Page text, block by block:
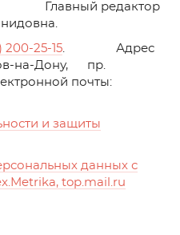
Главный редактор
200-25-15. Адрес
на-Дону, пр.
почты:
и защиты
данных с
top.mail.ru